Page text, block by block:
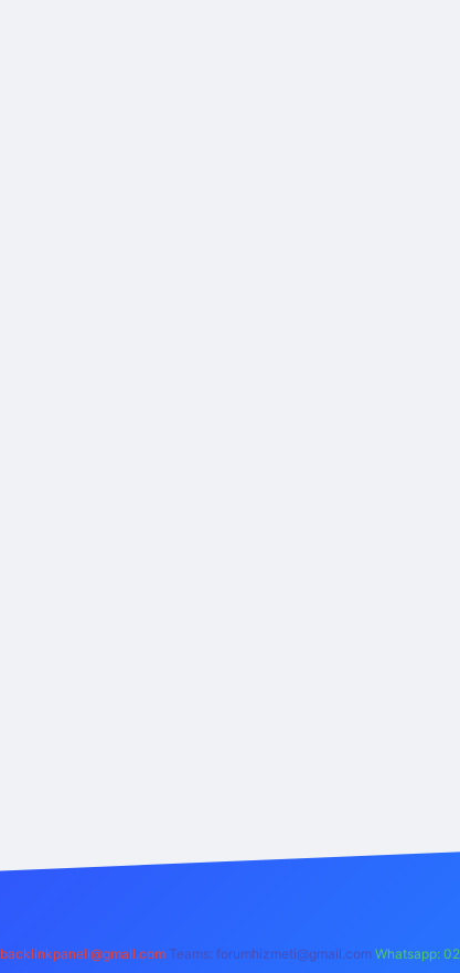
backlinkpaneli@gmail.com Teams: forumhizmeti@gmail.com Whatsapp: